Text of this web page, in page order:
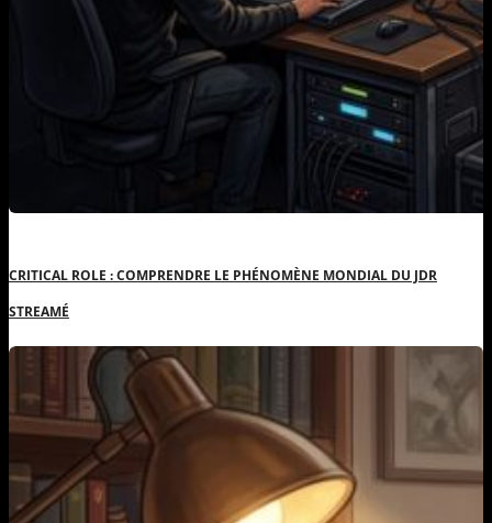
CRITICAL ROLE : COMPRENDRE LE PHÉNOMÈNE MONDIAL DU JDR
STREAMÉ